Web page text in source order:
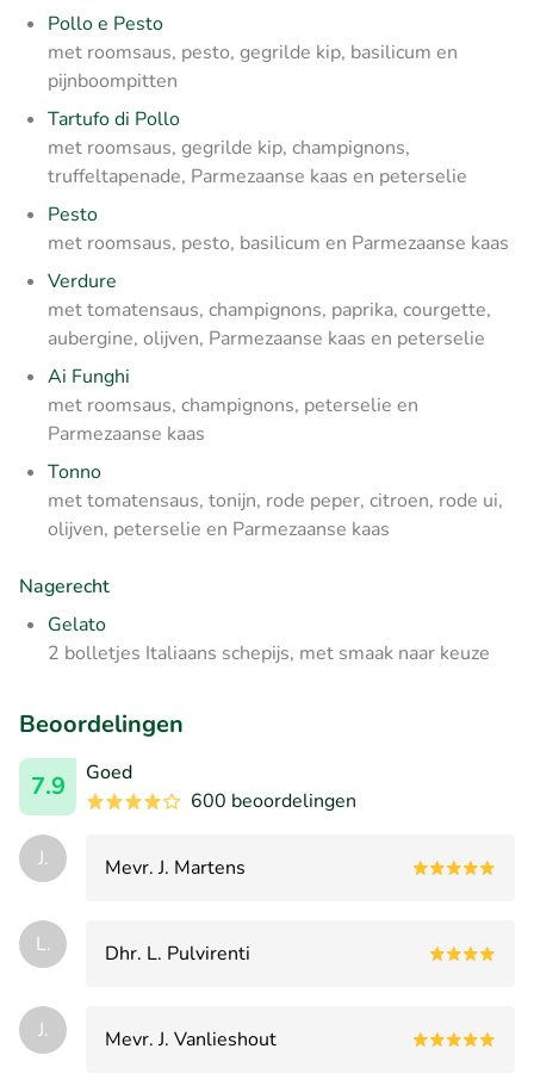
Pollo e Pesto
met roomsaus, pesto, gegrilde kip, basilicum en
pijnboompitten
Tartufo di Pollo
met roomsaus, gegrilde kip, champignons,
truffeltapenade, Parmezaanse kaas en peterselie
Pesto
met roomsaus, pesto, basilicum en Parmezaanse kaas
Verdure
met tomatensaus, champignons, paprika, courgette,
aubergine, olijven, Parmezaanse kaas en peterselie
Ai Funghi
met roomsaus, champignons, peterselie en
Parmezaanse kaas
Tonno
met tomatensaus, tonijn, rode peper, citroen, rode ui,
olijven, peterselie en Parmezaanse kaas
Nagerecht
Gelato
2 bolletjes Italiaans schepijs, met smaak naar keuze
Beoordelingen
7.9
Goed
600 beoordelingen
J. Mevr. J. Martens
L. Dhr. L. Pulvirenti
J. Mevr. J. Vanlieshout